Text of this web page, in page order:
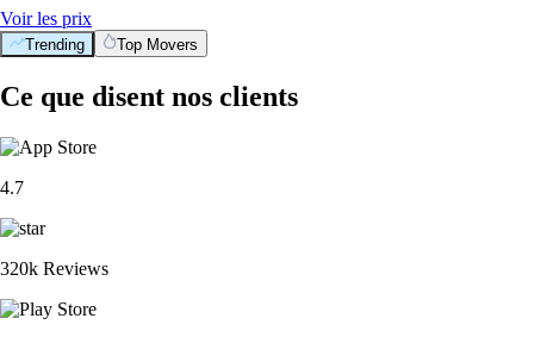
Voir les prix
Trending Top Movers
Ce que disent nos clients
4.7
320k Reviews